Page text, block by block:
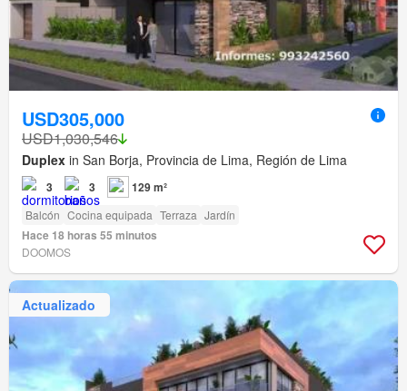
USD305,000
USD1,030,546
Duplex in San Borja, Provincia de Lima, Región de Lima
3 3 129 m²
Balcón Cocina equipada Terraza Jardín
Hace 18 horas 55 minutos
DOOMOS
Actualizado